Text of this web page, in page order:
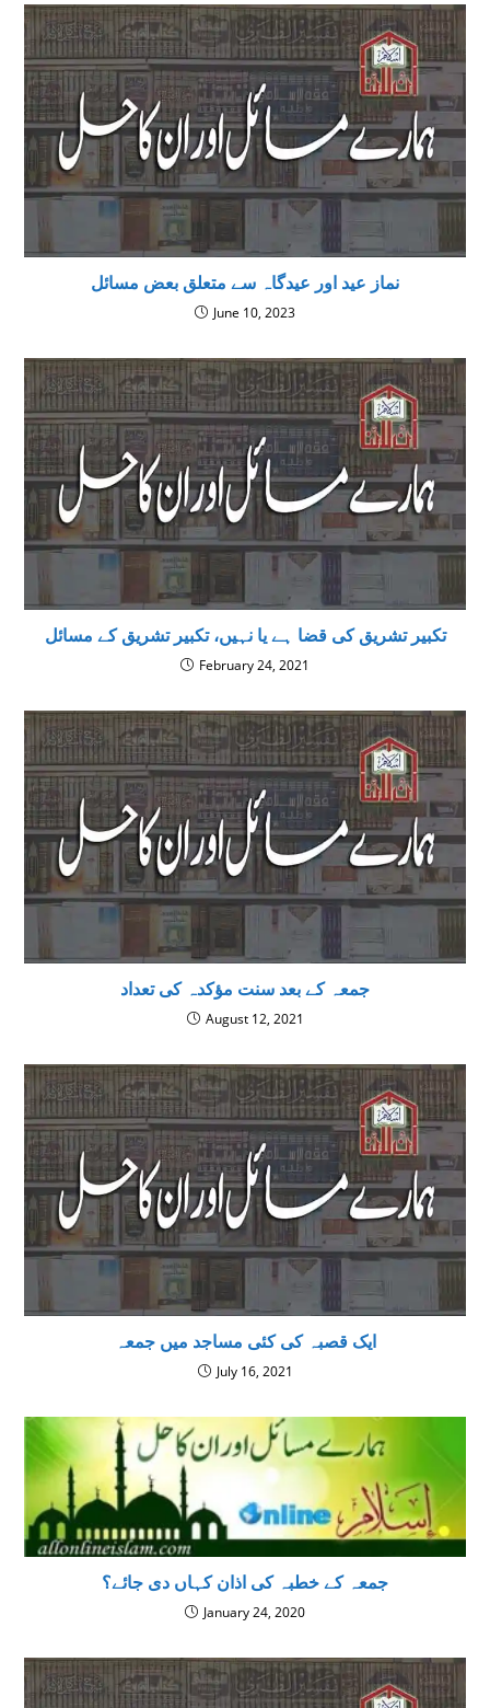
نماز عید اور عیدگاہ سے متعلق بعض مسائل
June 10, 2023
تکبیر تشریق کی قضا ہے یا نہیں، تکبیر تشریق کے مسائل
February 24, 2021
جمعہ کے بعد سنت مؤکدہ کی تعداد
August 12, 2021
ایک قصبہ کی کئی مساجد میں جمعہ
July 16, 2021
جمعہ کے خطبہ کی اذان کہاں دی جائے؟
January 24, 2020